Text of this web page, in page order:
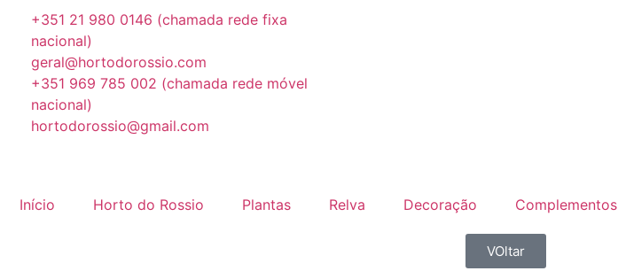
+351 21 980 0146 (chamada rede fixa
nacional)
geral@hortodorossio.com
+351 969 785 002 (chamada rede móvel
nacional)
hortodorossio@gmail.com
Início Horto do Rossio Plantas Relva Decoração Complementos
VOltar